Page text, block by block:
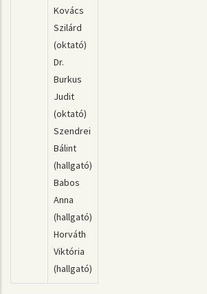
Kovács
Szilárd
(oktató)
Dr.
Burkus
Judit
(oktató)
Szendrei
Bálint
(hallgató)
Babos
Anna
(hallgató)
Horváth
Viktória
(hallgató)